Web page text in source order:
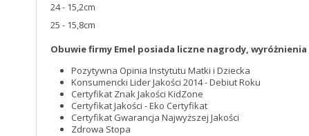
24 - 15,2cm
25 - 15,8cm
Obuwie firmy Emel posiada liczne nagrody,
Pozytywna Opinia Instytutu Matki i Dziecka
Konsumencki Lider Jakości 2014 - Debiut Roku
Certyfikat Znak Jakości KidZone
Certyfikat Jakości - Eko Certyfikat
Certyfikat Gwarancja Najwyższej Jakości
Zdrowa Stopa